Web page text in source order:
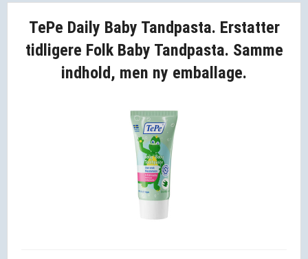
TePe Daily Baby Tandpasta. Erstatter
tidligere Folk Baby Tandpasta. Samme
indhold, men ny emballage.